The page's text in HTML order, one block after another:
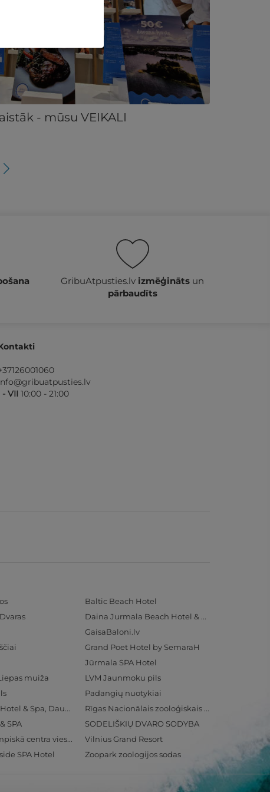
- mūsu VEIKALI
GribuAtpusties.lv izmēģināts un
pārbaudīts
- VII 10:00 - 21:00
Baltic Beach Hotel
Daina Jurmala Beach Hotel & SPA
GaisaBaloni.lv
Grand Poet Hotel by SemaraH
Jūrmala SPA Hotel
muiža
LVM Jaunmoku pils
Padangių nuotykiai
Radisson Blu Hotel & Spa, Daugava Riga
Rīgas Nacionālais zooloģiskais dārzs
SPA
SODELIŠKIŲ DVARO SODYBA
Ventspils Olimpiskā centra viesnīca
Vilnius Grand Resort
SPA Hotel Zoopark zoologijos sodas